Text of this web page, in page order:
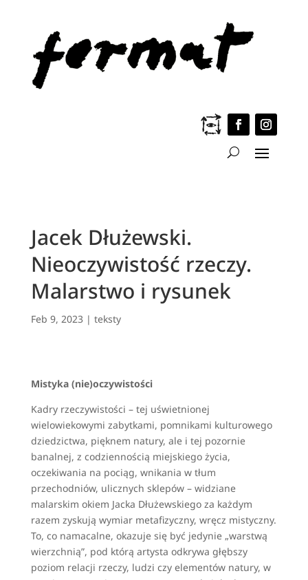
Jacek Dłużewski.
Nieoczywistość rzeczy.
Malarstwo i rysunek
Feb 9, 2023| teksty
Mistyka (nie)oczywistości
Kadry rzeczywistości – tej uświetnionej
wielowiekowymi zabytkami, pomnikami kulturowego
dziedzictwa, pięknem natury, ale i tej pozornie
banalnej, z codziennością miejskiego życia,
oczekiwania na pociąg, wnikania w tłum
przechodniów, ulicznych sklepów – widziane
malarskim okiem Jacka Dłużewskiego za każdym
razem zyskują wymiar metafizyczny, wręcz mistyczny.
To, co namacalne, okazuje się być jedynie „warstwą
wierzchnią”, pod którą artysta odkrywa głębszy
poziom relacji rzeczy, ludzi czy elementów natury, w